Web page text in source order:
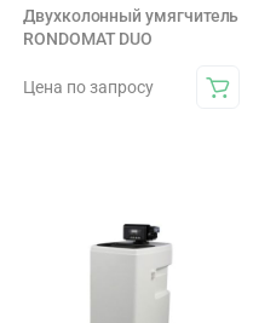
Двухколонный умягчитель
RONDOMAT DUO
Цена по запросу